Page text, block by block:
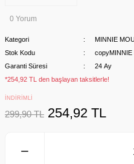
0 Yorum
Kategori MINNIE
Stok Kodu
copyMINNIE
Garanti Süresi
24 Ay
*254,92 TL den başlayan taksitlerle!
İNDİRİMLİ
299,90 TL 254,92 TL